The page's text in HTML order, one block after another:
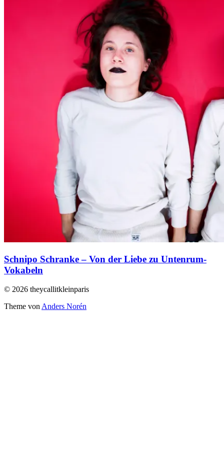
Schnipo Schranke – Von der Liebe zu Untenrum-
Vokabeln
© 2026 theycallitkleinparis
Theme vonAnders Norén